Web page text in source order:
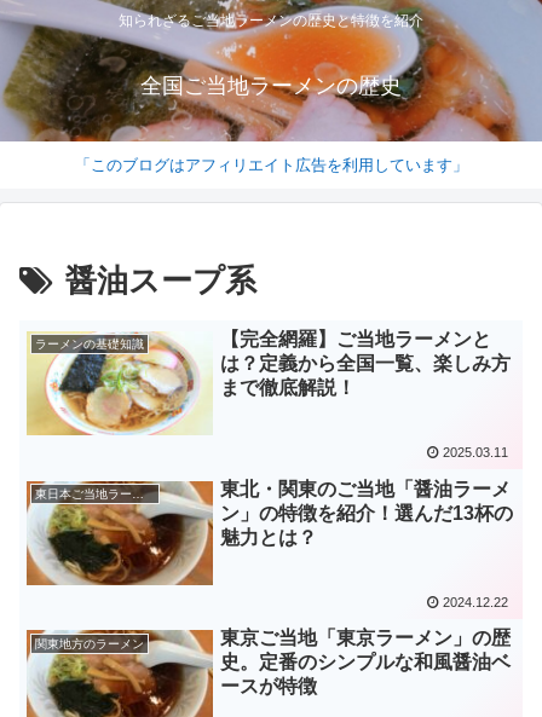
知られざるご当地ラーメンの歴史と特徴を紹介
全国ご当地ラーメンの歴史
「このブログはアフィリエイト広告を利用しています」
醤油スープ系
ラーメンの基礎知識
【完全網羅】ご当地ラーメンと
は？定義から全国一覧、楽しみ方
まで徹底解説！
2025.03.11
東日本ご当地ラーメン
東北・関東のご当地「醤油ラーメ
ン」の特徴を紹介！選んだ13杯の
魅力とは？
2024.12.22
関東地方のラーメン
東京ご当地「東京ラーメン」の歴
史。定番のシンプルな和風醤油ベ
ースが特徴